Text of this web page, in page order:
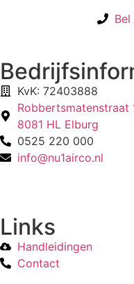
Bel
KvK: 72403888
Robbertsmatenstraat
8081 HL Elburg
0525 220 000
info@nu1airco.nl
Links
Handleidingen
Contact